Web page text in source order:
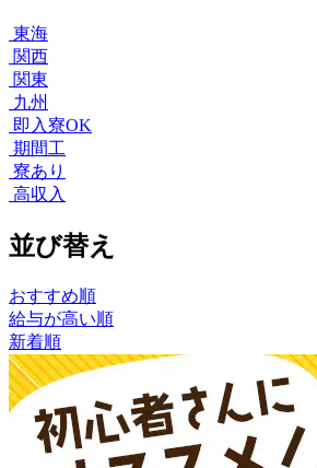
東海
関西
関東
九州
即入寮OK
期間工
寮あり
高収入
並び替え
おすすめ順
給与が高い順
新着順